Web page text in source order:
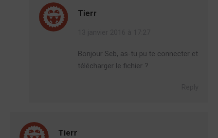
Tierr
Bonjour Seb, as-tu pu te connecter et
télécharger le fichier ?
Tierr